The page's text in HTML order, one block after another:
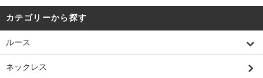
カテゴリーから探す
ルース
ネックレス